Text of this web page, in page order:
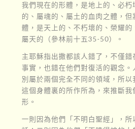
我們現在的形體，是地上的、必朽
的、屬魂的、屬土的血肉之體，但
體，是天上的、不朽壞的、榮耀的
屬天的（參林前十五35-50）。
主耶穌指出撒都該人錯了，不僅錯
事實，也錯在他們對復活的觀念
別屬於兩個完全不同的領域，所以
這個身體裏的所作所為，來推斷
形。
一則因為他們「不明白聖經」，所